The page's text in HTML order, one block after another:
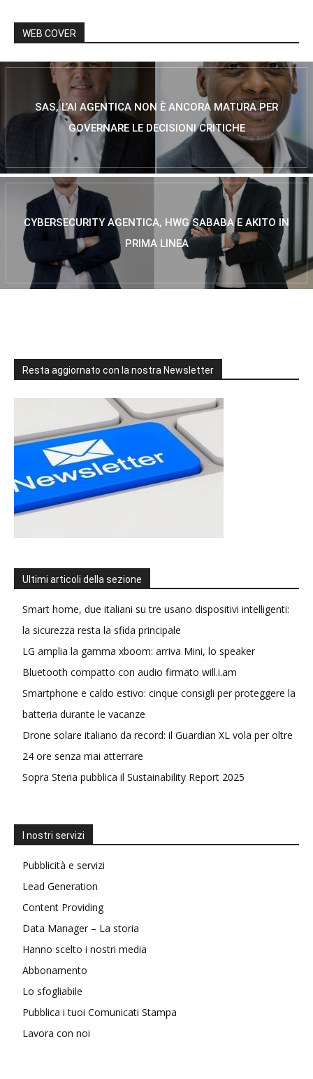
WEB COVER
SAS, L’AI AGENTICA NON È ANCORA MATURA PER
GOVERNARE LE DECISIONI CRITICHE
CYBERSECURITY AGENTICA, HWG SABABA E AKITO IN
PRIMA LINEA
Resta aggiornato con la nostra Newsletter
Ultimi articoli della sezione
Smart home, due italiani su tre usano dispositivi intelligenti:
la sicurezza resta la sfida principale
LG amplia la gamma xboom: arriva Mini, lo speaker
Bluetooth compatto con audio firmato will.i.am
Smartphone e caldo estivo: cinque consigli per proteggere la
batteria durante le vacanze
Drone solare italiano da record: il Guardian XL vola per oltre
24 ore senza mai atterrare
Sopra Steria pubblica il Sustainability Report 2025
I nostri servizi
Pubblicità e servizi
Lead Generation
Content Providing
Data Manager – La storia
Hanno scelto i nostri media
Abbonamento
Lo sfogliabile
Pubblica i tuoi Comunicati Stampa
Lavora con noi